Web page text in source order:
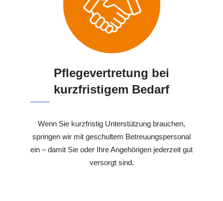
Pflegevertretung bei
kurzfristigem Bedarf
Wenn Sie kurzfristig Unterstützung brauchen,
springen wir mit geschultem Betreuungspersonal
ein – damit Sie oder Ihre Angehörigen jederzeit gut
versorgt sind.